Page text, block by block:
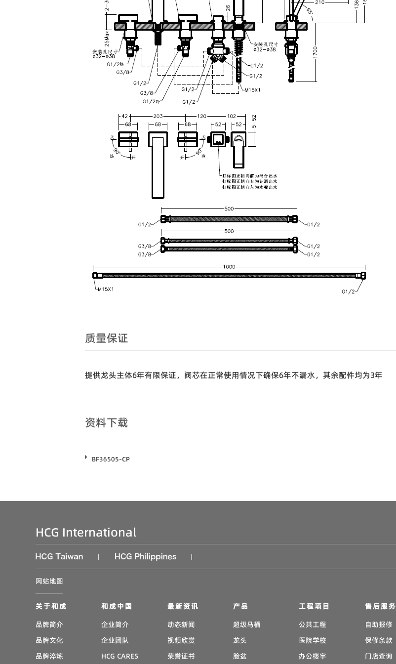
质量保证
提供龙头主体6年有限保证，阀芯在正常使用情况下确保6年不漏水，其余配件均为3年
资料下载
BF36505-CP
HCG International
| |
网站地图
关于和成
品牌简介
品牌文化
品牌淬炼
和成中国
企业简介
企业团队
HCG CARES
最新资讯
动态新闻
视频欣赏
荣誉证书
产品
超级马桶
龙头
脸盆
工程项目
公共工程
医院学校
办公楼宇
售后服务
自助报修
保修条款
门店查询